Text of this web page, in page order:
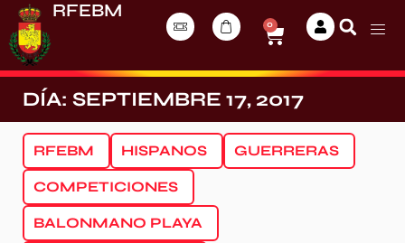
RFEBM
0
DÍA: SEPTIEMBRE 17, 2017
RFEBM HISPANOS GUERRERAS
COMPETICIONES
BALONMANO PLAYA